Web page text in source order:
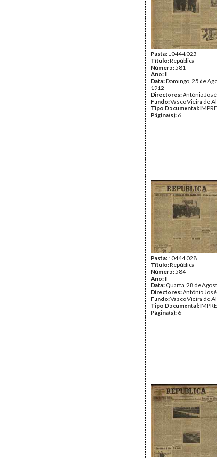
Pasta: 10444.025
Título:República
Número:581
Ano:II
Data:Domingo, 25 de
1912
Directores:António
Fundo:Vasco Vieira de
Tipo Documental:
Página(s): 6
Pasta: 10444.028
Título:República
Número:584
Ano:II
Data: Quarta, 28 de
Directores:António
Fundo:Vasco Vieira de
Tipo Documental:
Página(s): 6